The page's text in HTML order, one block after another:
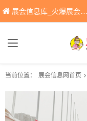
展会信息库_火爆展会网免费展会信息查询平台，提供专业会展服务！
当前位置： 展会信息网首页